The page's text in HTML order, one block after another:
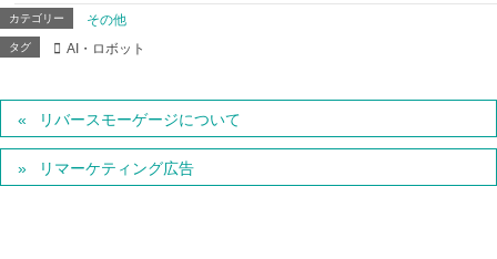
カテゴリー その他
タグ AI・ロボット
リバースモーゲージについて
リマーケティング広告